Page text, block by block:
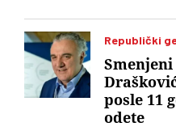
zagađenje i
Republički
posle 11
odete